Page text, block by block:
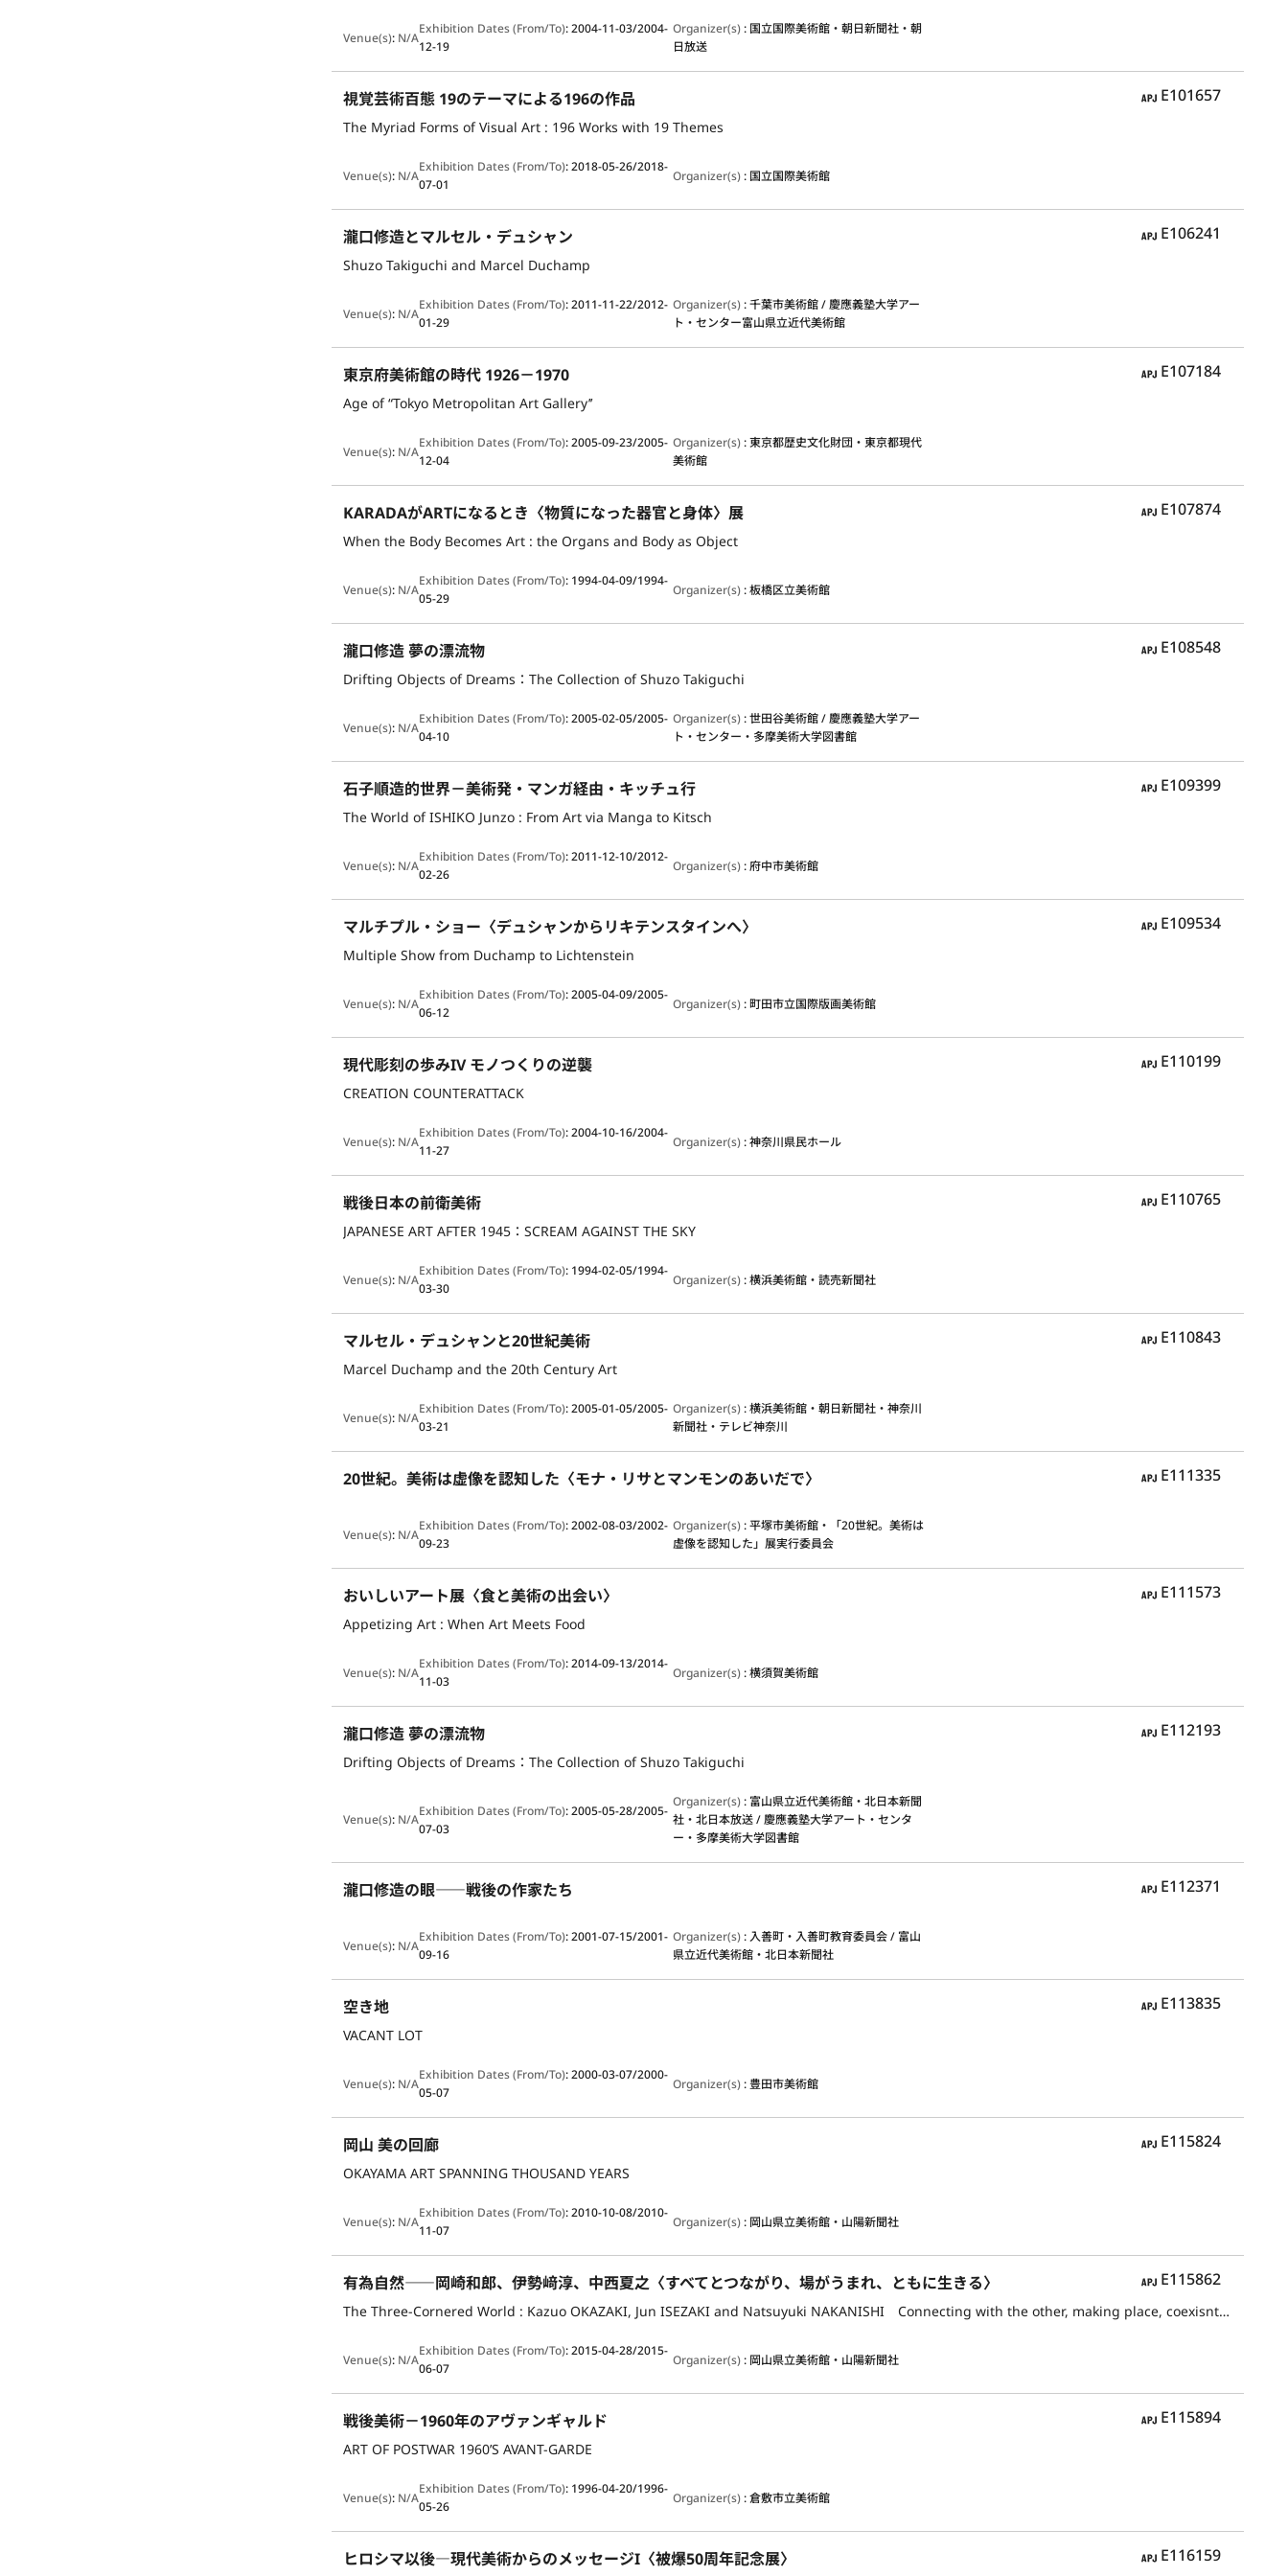
Venue(s): N/A
Exhibition Dates (From/To):2004-11-03/2004-
12-19
Organizer(s): 国立国際美術館・朝日新聞社・朝
日放送
APJ
E101657
視覚芸術百態 19のテーマによる196の作品
The Myriad Forms of Visual Art : 196 Works with 19 Themes
Venue(s): N/A
Exhibition Dates (From/To):2018-05-26/2018-
07-01
Organizer(s): 国立国際美術館
APJ
E106241
瀧口修造とマルセル・デュシャン
Shuzo Takiguchi and Marcel Duchamp
Venue(s): N/A
Exhibition Dates (From/To):2011-11-22/2012-
01-29
Organizer(s):千葉市美術館 / 慶應義塾大学アー
ト・センター富山県立近代美術館
APJ
E107184
東京府美術館の時代 1926－1970
Age of “Tokyo Metropolitan Art Gallery’’
Venue(s): N/A
Exhibition Dates (From/To):2005-09-23/2005-
12-04
Organizer(s):東京都歴史文化財団・東京都現代
美術館
APJ
E107874
KARADAがARTになるとき〈物質になった器官と身体〉展
When the Body Becomes Art : the Organs and Body as Object
Venue(s): N/A
Exhibition Dates (From/To): 1994-04-09/1994-
05-29
Organizer(s):板橋区立美術館
APJ
E108548
瀧口修造 夢の漂流物
Drifting Objects of Dreams：The Collection of Shuzo Takiguchi
Venue(s): N/A
Exhibition Dates (From/To):2005-02-05/2005-
04-10
Organizer(s):世田谷美術館 / 慶應義塾大学アー
ト・センター・多摩美術大学図書館
APJ
E109399
石子順造的世界－美術発・マンガ経由・キッチュ行
The World of ISHIKO Junzo : From Art via Manga to Kitsch
Venue(s): N/A
Exhibition Dates (From/To):2011-12-10/2012-
02-26
Organizer(s):府中市美術館
APJ
E109534
マルチプル・ショー〈デュシャンからリキテンスタインへ〉
Multiple Show from Duchamp to Lichtenstein
Venue(s): N/A
Exhibition Dates (From/To):2005-04-09/2005-
06-12
Organizer(s):町田市立国際版画美術館
APJ
E110199
現代彫刻の歩みIV モノつくりの逆襲
CREATION COUNTERATTACK
Venue(s): N/A
Exhibition Dates (From/To):2004-10-16/2004-
11-27
Organizer(s):神奈川県民ホール
APJ
E110765
戦後日本の前衛美術
JAPANESE ART AFTER 1945：SCREAM AGAINST THE SKY
Venue(s): N/A
Exhibition Dates (From/To): 1994-02-05/1994-
03-30
Organizer(s):横浜美術館・読売新聞社
APJ
E110843
マルセル・デュシャンと20世紀美術
Marcel Duchamp and the 20th Century Art
Venue(s): N/A
Exhibition Dates (From/To):2005-01-05/2005-
03-21
Organizer(s):横浜美術館・朝日新聞社・神奈川
新聞社・テレビ神奈川
APJ
E111335
20世紀。美術は虚像を認知した〈モナ・リサとマンモンのあいだで〉
Venue(s): N/A
Exhibition Dates (From/To):2002-08-03/2002-
09-23
Organizer(s):平塚市美術館・「20世紀。美術は
虚像を認知した」展実行委員会
APJ
E111573
おいしいアート展〈食と美術の出会い〉
Appetizing Art : When Art Meets Food
Venue(s): N/A
Exhibition Dates (From/To):2014-09-13/2014-
11-03
Organizer(s):横須賀美術館
APJ
E112193
瀧口修造 夢の漂流物
Drifting Objects of Dreams：The Collection of Shuzo Takiguchi
Venue(s): N/A
Exhibition Dates (From/To):2005-05-28/2005-
07-03
Organizer(s): 富山県立近代美術館・北日本新聞
社・北日本放送 / 慶應義塾大学アート・センタ
ー・多摩美術大学図書館
APJ
E112371
瀧口修造の眼――戦後の作家たち
Venue(s): N/A
Exhibition Dates (From/To):2001-07-15/2001-
09-16
Organizer(s): 入善町・入善町教育委員会 / 富山
県立近代美術館・北日本新聞社
APJ
E113835
空き地
VACANT LOT
Venue(s): N/A
Exhibition Dates (From/To):2000-03-07/2000-
05-07
Organizer(s):豊田市美術館
APJ
E115824
岡山 美の回廊
OKAYAMA ART SPANNING THOUSAND YEARS
Venue(s): N/A
Exhibition Dates (From/To):2010-10-08/2010-
11-07
Organizer(s): 岡山県立美術館・山陽新聞社
APJ
E115862
有為自然――岡崎和郎、伊勢﨑淳、中西夏之〈すべてとつながり、場がうまれ、ともに生きる〉
The Three-Cornered World : Kazuo OKAZAKI, Jun ISEZAKI and Natsuyuki NAKANISHI Connecting with the other, making place, coexisnting here
Venue(s): N/A
Exhibition Dates (From/To):2015-04-28/2015-
06-07
Organizer(s): 岡山県立美術館・山陽新聞社
APJ
E115894
戦後美術－1960年のアヴァンギャルド
ART OF POSTWAR 1960’S AVANT-GARDE
Venue(s): N/A
Exhibition Dates (From/To): 1996-04-20/1996-
05-26
Organizer(s):倉敷市立美術館
APJ
E116159
ヒロシマ以後―現代美術からのメッセージI〈被爆50周年記念展〉